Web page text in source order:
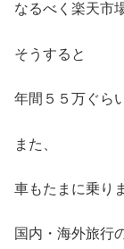
なるべく楽天市
そうすると
年間５５万ぐら
また、
車もたまに乗り
国内・海外旅行